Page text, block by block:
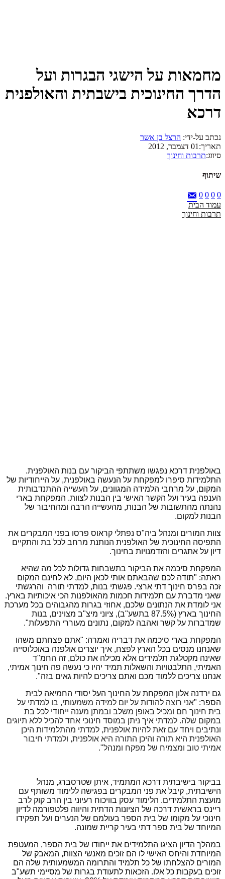
מחמאות על הישגי הבגרות ועל
הדרך החינוכית בישבתית והאולפנית
דרכא
נכתב על-ידי: הרצל בן אשר
תאריך: 01 דצמבר, 2012
סיווג:תרבות וחינוך
שיתוף
0
0
0
0
עמוד הבית
תרבות וחינוך
באולפנית דרכא נפגשו משתתפי הביקור עם בנות האולפנית.
התלמידות סיפרו למפקחת על הנעשה באולפנית, על הייחודיות של
המקום, על מרחבי הלמידה המגוונים, על העשייה ההתנדבותית
הענפה בעיר ועל הקשר האישי בין הבנות לצוות. המפקחת בארי
נהנתה מהתשובות של הבנות, מהעשייה הרבה ומהחיבור של
הבנות למקום.
צוות המורים ומנהל ביה"ס נפתלי קראוס פרסו בפני המבקרים את
התפיסה החינוכית של האולפנית הנותנת מרחב לכל בת והתקיים
דיון על אתגרים והזדמנויות בחינוך.
המפקחת סיכמה את הביקור בתשבחות גדולות לכל מה שהיא
ראתה: "תודה לכם שהבאתם אותי לכאן היום, לא לחינם המקום
זכה בפרס חינוך דתי ארצי. פגשתי בנות, למדתי תורה והרגשתי
שאני מדברת עם תלמידות חכמות מהאולפנות הכי איכותיות בארץ.
אני לומדת את הנתונים שלכם, אחוזי בגרות מהגבוהים בכל מערכת
החינוך בארץ (87.5% בתשע"ב), ציוני מיצ"ב מצוינים, בנות
שמדברות על קשר ואהבה למקום, נתונים מעוררי התפעלות".
המפקחת בארי סיכמה את דבריה ואמרה: "אתם פצחתם משהו
שאנחנו מנסים בכל הארץ לפצח, איך יוצרים אולפנה באוכלוסייה
שאינה מקטלגת תלמידים אלא מכילה את כולם, זה החמ"ד
האמיתי, התלבטויות והשאלות תמיד יהיו כי נעשה פה חינוך אמיתי,
אנחנו צריכים ללמוד מכם ואתם צריכים להיות גאים בזה".
גם ירדנה אלון המפקחת על החינוך העל יסודי החמיאה לבית
הספר: "אני רוצה להודות על יום למידה משמעותי, בו למדתי על
בית חינוך חם ומכיל באופן משלב ובמתן מענה ייחודי לכל בת
במקום שלה. למדתי איך ניתן במוסד חינוכי אחד להכיל ללא תיוגים
ונתיבים ויחד עם זאת להיות אולפנית, למדתי מהתלמידות היכן
האולפנית היא תורה והיכן התורה היא אולפנית, ולמדתי חיבור
אמיתי טוב ומצמיח של מפקח ומנהל".
בביקור בישיבתית דרכא המתמיד, איתן שטרסברג, מנהל
הישיבתית, קיבל את פני המבקרים בפגישה ללימוד משותף עם
מועצת התלמידים. הלימוד עסק בוויכוח רעיוני בין הרב קוק לרב
ריינס בראשית דרכה של הציונות הדתית והיווה פלטפורמה לדיון
חינוכי על מקומו של בית הספר בעולמם של הנערים ועל תפקידו
המיוחד של בית ספר דתי בעיר קריית שמונה.
במהלך הדיון הציגו התלמידים את ייחודו של בית הספר, המעטפת
המיוחדת והיחס האישי לו הם זוכים מאנשי הצוות, המאבק של
המורים להצלחתו של כל תלמיד והתרומה המשמעותית שלה הם
זוכים בעקבות כל אלו. הזכאות לתעודת בגרות של מסיימי תשע"ב